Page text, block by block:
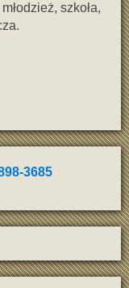
szkoła,
3685